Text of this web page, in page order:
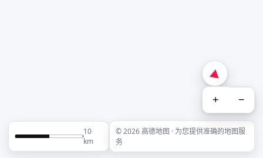
+ −
10
km
© 2026 高德地图 · 为您提供准确的地图服
务